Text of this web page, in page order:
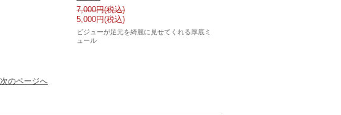
7,000円(税込)
5,000円(税込)
ビジューが足元を綺麗に見せてくれる厚底ミ
ュール
次のページへ